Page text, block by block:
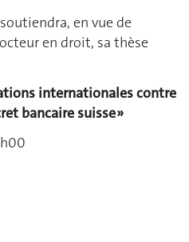
en vue de
en droit, sa thèse
internationales contre
bancaire suisse »